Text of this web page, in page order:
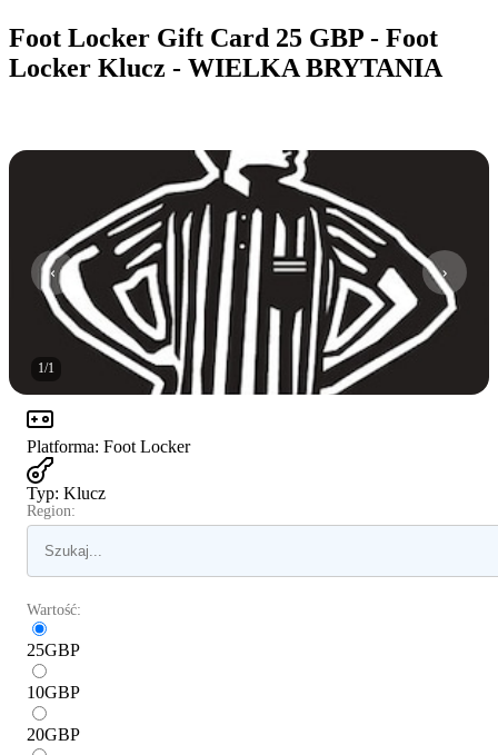
Foot Locker Gift Card 25 GBP - Foot
Locker Klucz - WIELKA BRYTANIA
1/1
Platforma: Foot Locker
Typ: Klucz
Region:
Wartość:
25GBP
10GBP
20GBP